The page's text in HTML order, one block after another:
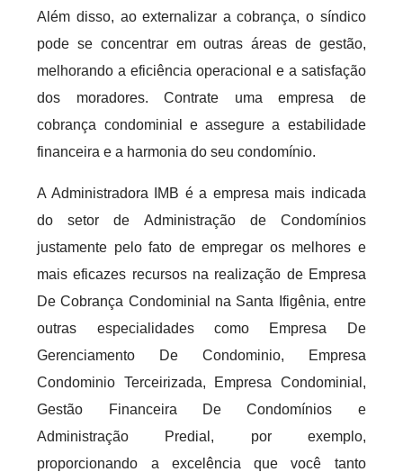
Além disso, ao externalizar a cobrança, o síndico
pode se concentrar em outras áreas de gestão,
melhorando a eficiência operacional e a satisfação
dos moradores. Contrate uma empresa de
cobrança condominial e assegure a estabilidade
financeira e a harmonia do seu condomínio.
A Administradora IMB é a empresa mais indicada
do setor de Administração de Condomínios
justamente pelo fato de empregar os melhores e
mais eficazes recursos na realização de Empresa
De Cobrança Condominial na Santa Ifigênia, entre
outras especialidades como Empresa De
Gerenciamento De Condominio, Empresa
Condominio Terceirizada, Empresa Condominial,
Gestão Financeira De Condomínios e
Administração Predial, por exemplo,
proporcionando a excelência que você tanto